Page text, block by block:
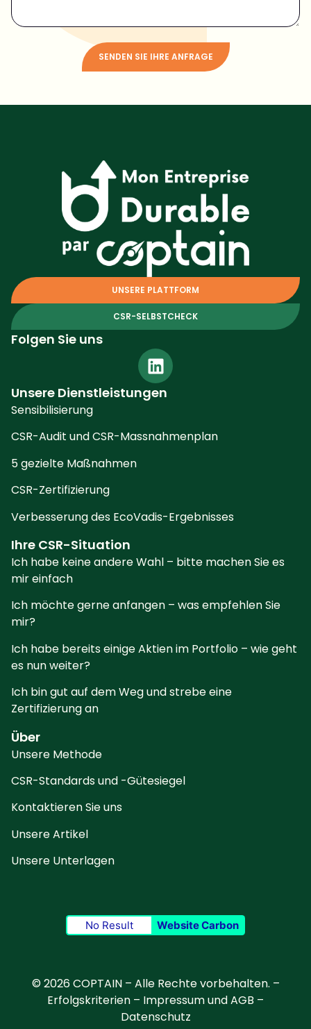
SENDEN SIE IHRE ANFRAGE
UNSERE PLATTFORM
CSR-SELBSTCHECK
Folgen Sie uns
Unsere Dienstleistungen
Sensibilisierung
CSR-Audit und CSR-Massnahmenplan
5 gezielte Maßnahmen
CSR-Zertifizierung
Verbesserung des EcoVadis-Ergebnisses
Ihre CSR-Situation
Ich habe keine andere Wahl – bitte machen Sie es
mir einfach
Ich möchte gerne anfangen – was empfehlen Sie
mir?
Ich habe bereits einige Aktien im Portfolio – wie geht
es nun weiter?
Ich bin gut auf dem Weg und strebe eine
Zertifizierung an
Über
Unsere Methode
CSR-Standards und -Gütesiegel
Kontaktieren Sie uns
Unsere Artikel
Unsere Unterlagen
No Result Website Carbon
© 2026 COPTAIN – Alle Rechte vorbehalten. –
Erfolgskriterien – Impressum und AGB –
Datenschutz